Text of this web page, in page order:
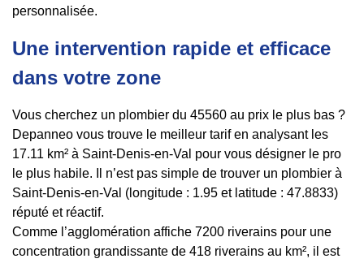
personnalisée.
Une intervention rapide et efficace
dans votre zone
Vous cherchez un plombier du 45560 au prix le plus bas ?
Depanneo vous trouve le meilleur tarif en analysant les
17.11 km² à Saint-Denis-en-Val pour vous désigner le pro
le plus habile. Il n’est pas simple de trouver un plombier à
Saint-Denis-en-Val (longitude : 1.95 et latitude : 47.8833)
réputé et réactif.
Comme l’agglomération affiche 7200 riverains pour une
concentration grandissante de 418 riverains au km², il est